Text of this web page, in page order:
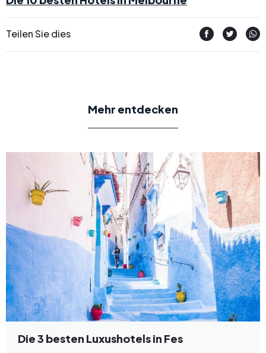
Teilen Sie dies
Mehr entdecken
Die 3 besten Luxushotels in Fes